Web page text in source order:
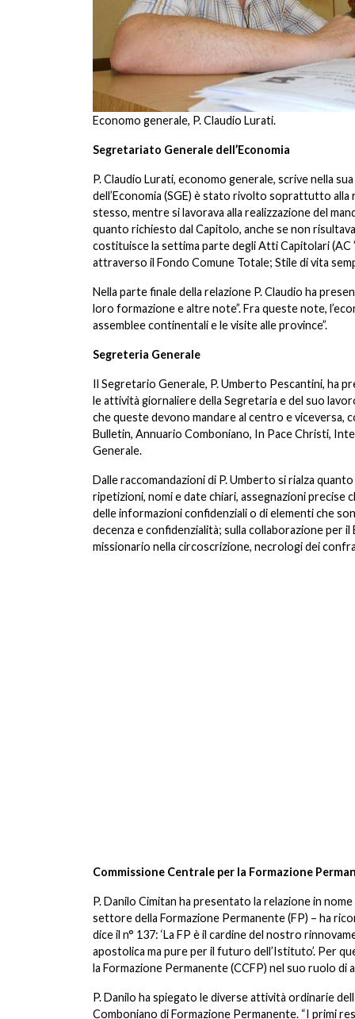
Economo generale, P. Claudio Lurati.
Segretariato Generale dell’Economia
P. Claudio Lurati, economo generale, scrive nella
dell’Economia (SGE) è stato rivolto soprattutto
stesso, mentre si lavorava alla realizzazione del
quanto richiesto dal Capitolo, anche se non
costituisce la settima parte degli Atti Capitolari (AC
attraverso il Fondo Comune Totale; Stile di vita
Nella parte finale della relazione P. Claudio ha
loro formazione e altre note”. Fra queste note,
assemblee continentali e le visite alle province”.
Segreteria Generale
Il Segretario Generale, P. Umberto Pescantini, ha
le attività giornaliere della Segretaria e del suo
che queste devono mandare al centro e viceversa,
Bulletin, Annuario Comboniano, In Pace Christi,
Generale.
Dalle raccomandazioni di P. Umberto si rialza
ripetizioni, nomi e date chiari, assegnazioni precise
delle informazioni confidenziali o di elementi che
decenza e confidenzialità; sulla collaborazione per
missionario nella circoscrizione, necrologi dei
Commissione Centrale per la Formazione
P. Danilo Cimitan ha presentato la relazione in
settore della Formazione Permanente (FP) – ha
dice il n° 137: ‘La FP è il cardine del nostro
apostolica ma pure per il futuro dell’Istituto’. Per
la Formazione Permanente (CCFP) nel suo ruolo di
P. Danilo ha spiegato le diverse attività ordinarie
Comboniano di Formazione Permanente. “I primi